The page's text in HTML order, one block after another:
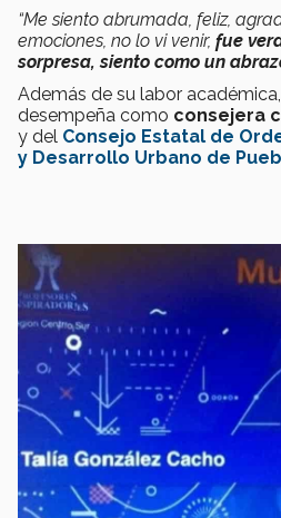
“Me siento abrumada, feliz,
emociones, no lo vi venir, fue
sorpresa, siento como un
Además de su labor académica,
desempeña como consejera
y del Consejo Estatal de
y Desarrollo Urbano de